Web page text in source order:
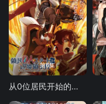
第6集
从0位居民开始的边境领主大人